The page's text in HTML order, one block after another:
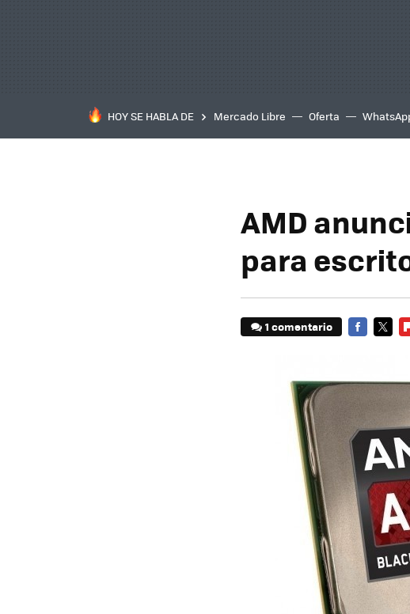
HOY SE HABLA DE Mercado Libre Oferta
AMD
para
1 comentario